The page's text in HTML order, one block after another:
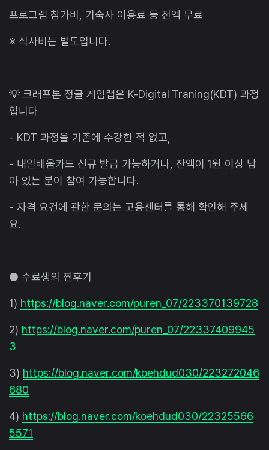
프로그램 참가비, 기숙사 이용료 등 전액 무료
※ 식사비는 별도입니다.
💡 크래프톤 정글 게임랩은 K-Digital Traning(KDT) 과정
입니다
- KDT 과정을 기존에 수강한 적 없고,
- 내일배움카드 신규 발급 가능하거나, 잔액이 1원 이상 남
아 있는 분이 참여 가능합니다.
- 자격 요건에 관한 문의는 고용센터를 통해 확인해 주세
요.
● 수료생의 찐후기
1) https://blog.naver.com/puren_07/223370139728
2) https://blog.naver.com/puren_07/22337409945
3
3) https://blog.naver.com/koehdud030/223272046
680
4) https://blog.naver.com/koehdud030/22325566
5571